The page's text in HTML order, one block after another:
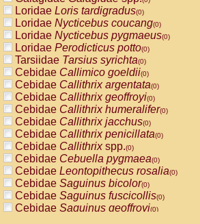
Loridae Loris tardigradus(0)
Loridae Nycticebus coucang(0)
Loridae Nycticebus pygmaeus(0)
Loridae Perodicticus potto(0)
Tarsiidae Tarsius syrichta(0)
Cebidae Callimico goeldii(0)
Cebidae Callithrix argentata(0)
Cebidae Callithrix geoffroyi(0)
Cebidae Callithrix humeralifer(0)
Cebidae Callithrix jacchus(0)
Cebidae Callithrix penicillata(0)
Cebidae Callithrixspp.(0)
Cebidae Cebuella pygmaea(0)
Cebidae Leontopithecus rosalia(0)
Cebidae Saguinus bicolor(0)
Cebidae Saguinus fuscicollis(0)
Cebidae Saguinus geoffroyi(0)